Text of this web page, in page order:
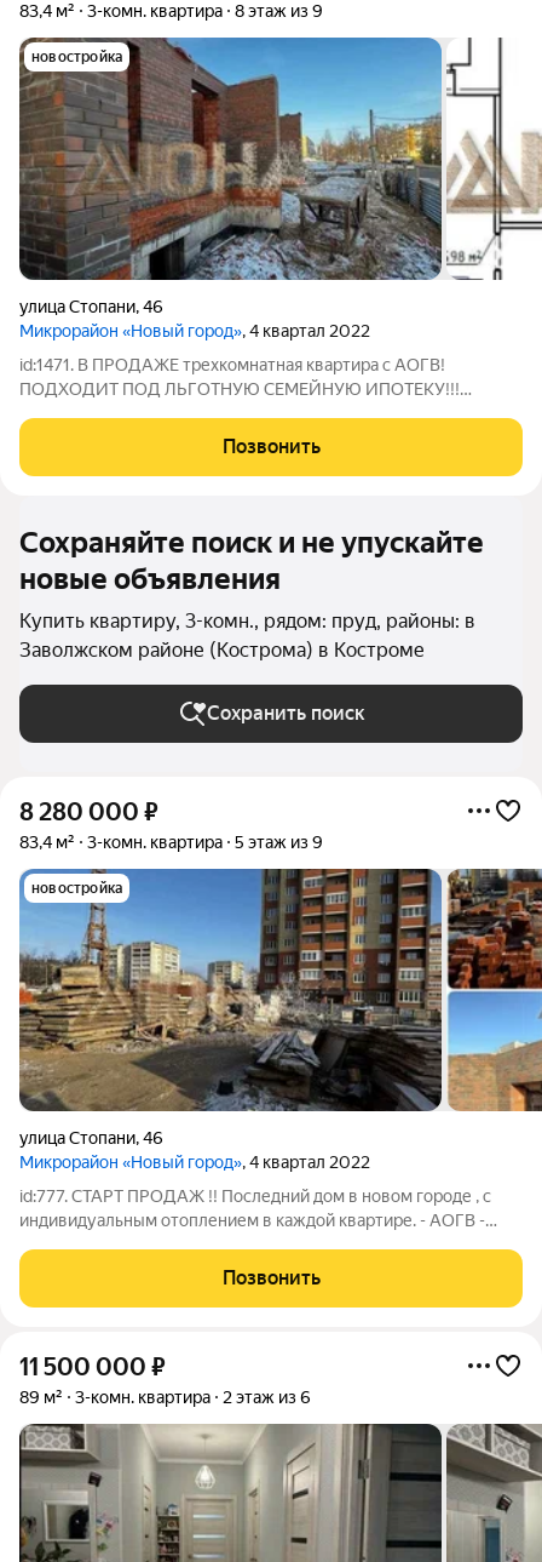
83,4 м² 3-комн. квартира 8 этаж из 9
новостройка
улица Стопани,46
Микрорайон «Новый город», 4 квартал 2022
id:1471. В ПРОДАЖЕ трехкомнатная квартира с АОГВ!
ПОДХОДИТ ПОД ЛЬГОТНУЮ СЕМЕЙНУЮ ИПОТЕКУ!!!
отоплением в каждой квартире. - АОГВ - Кирпичный дом-
Сдача дома 4 квартал 2026г - Развитая инфраструктура, в
Позвонить
Сохраняйте поиск и не упускайте
новые объявления
Купить квартиру, 3-комн., рядом: пруд, районы: в
Заволжском районе (Кострома) в Костроме
Сохранить поиск
8 280 000 ₽
83,4 м² 3-комн. квартира 5 этаж из 9
новостройка
улица Стопани,46
Микрорайон «Новый город», 4 квартал 2022
id:777. СТАРТ ПРОДАЖ !! Последний дом в новом городе , с
индивидуальным отоплением в каждой квартире. - АОГВ -
Позвонить
11 500 000 ₽
89 м² 3-комн. квартира 2 этаж из 6